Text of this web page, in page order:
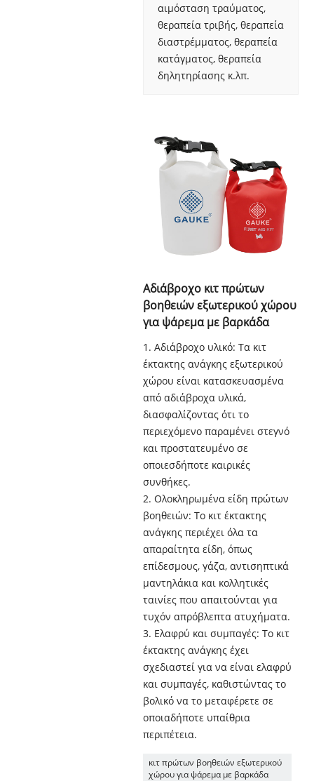
αιμόσταση τραύματος,
θεραπεία τριβής, θεραπεία
διαστρέμματος, θεραπεία
κατάγματος, θεραπεία
δηλητηρίασης κ.λπ.
Αδιάβροχο κιτ πρώτων
βοηθειών εξωτερικού χώρου
για ψάρεμα με βαρκάδα
1. Αδιάβροχο υλικό: Τα κιτ
έκτακτης ανάγκης εξωτερικού
χώρου είναι κατασκευασμένα
από αδιάβροχα υλικά,
διασφαλίζοντας ότι το
περιεχόμενο παραμένει στεγνό
και προστατευμένο σε
οποιεσδήποτε καιρικές
συνθήκες.
2. Ολοκληρωμένα είδη πρώτων
βοηθειών: Το κιτ έκτακτης
ανάγκης περιέχει όλα τα
απαραίτητα είδη, όπως
επίδεσμους, γάζα, αντισηπτικά
μαντηλάκια και κολλητικές
ταινίες που απαιτούνται για
τυχόν απρόβλεπτα ατυχήματα.
3. Ελαφρύ και συμπαγές: Το κιτ
έκτακτης ανάγκης έχει
σχεδιαστεί για να είναι ελαφρύ
και συμπαγές, καθιστώντας το
βολικό να το μεταφέρετε σε
οποιαδήποτε υπαίθρια
περιπέτεια.
κιτ πρώτων βοηθειών εξωτερικού
χώρου για ψάρεμα με βαρκάδα